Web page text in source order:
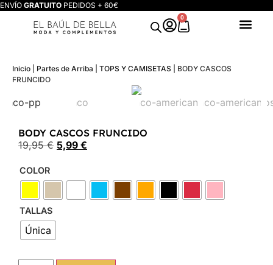
ENVÍO GRATUITO PEDIDOS + 60€
0
Inicio Partes de Arriba TOPS Y CAMISETAS
BODY CASCOS
FRUNCIDO
BODY CASCOS FRUNCIDO
19,95€ 5,99 €
COLOR
TALLAS
Única